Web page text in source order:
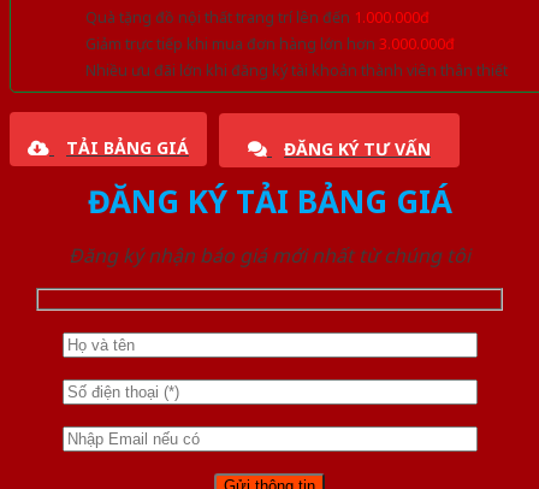
Quà tặng đồ nội thất trang trí lên đến 1.000.000đ
Giảm trực tiếp khi mua đơn hàng lớn hơn 3.000.000đ
Nhiều ưu đãi lớn khi đăng ký tài khoản thành viên thân thiết
TẢI BẢNG GIÁ ĐĂNG KÝ TƯ VẤN
ĐĂNG KÝ TẢI BẢNG GIÁ
Đăng ký nhận báo giá mới nhất từ chúng tôi